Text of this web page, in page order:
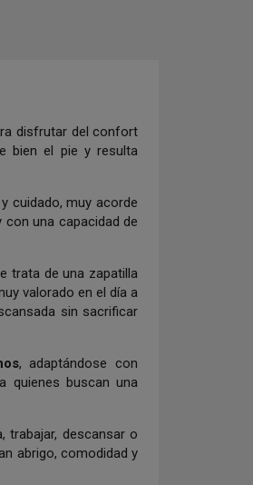
disfrutar del confort
bien el pie y resulta
cuidado, muy acorde
una capacidad de
trata de una zapatilla
valorado en el día a
sin sacrificar
, adaptándose con
quienes buscan una
trabajar, descansar o
abrigo, comodidad y